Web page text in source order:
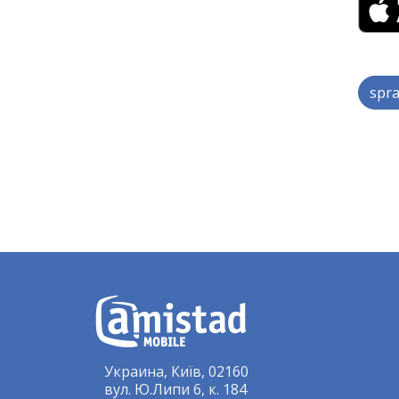
Украина, Київ, 02160
вул. Ю.Липи 6, к. 184